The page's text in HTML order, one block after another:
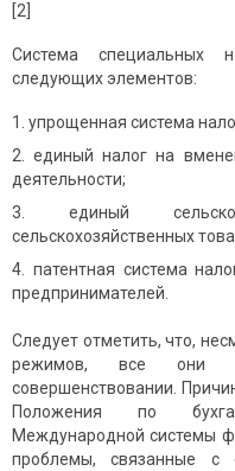
[2]
Система специальных
следующих элементов:
упрощенная система
единый налог на
деятельности;
единый
сельскохозяйственных
патентная система
предпринимателей.
Следует отметить, что,
режимов, все они
совершенствовании.
Положения по
Международной системы
проблемы, связанные с